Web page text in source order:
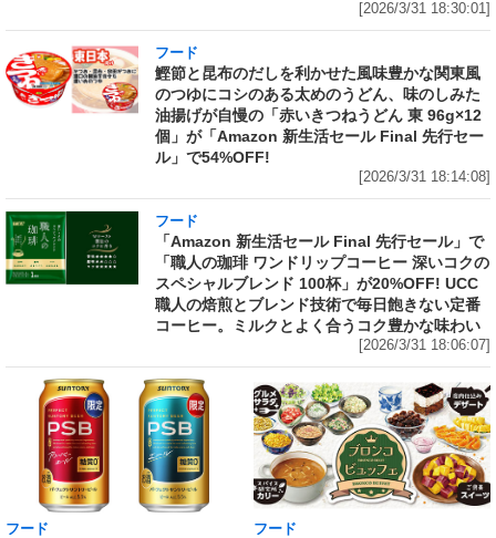
[2026/3/31 18:30:01]
フード
鰹節と昆布のだしを利かせた風味豊かな関東風
のつゆにコシのある太めのうどん、味のしみた
油揚げが自慢の「赤いきつねうどん 東 96g×12
個」が「Amazon 新生活セール Final 先行セー
ル」で54%OFF!
[2026/3/31 18:14:08]
フード
「Amazon 新生活セール Final 先行セール」で
「職人の珈琲 ワンドリップコーヒー 深いコクの
スペシャルブレンド 100杯」が20%OFF! UCC
職人の焙煎とブレンド技術で毎日飽きない定番
コーヒー。ミルクとよく合うコク豊かな味わい
[2026/3/31 18:06:07]
フード フード